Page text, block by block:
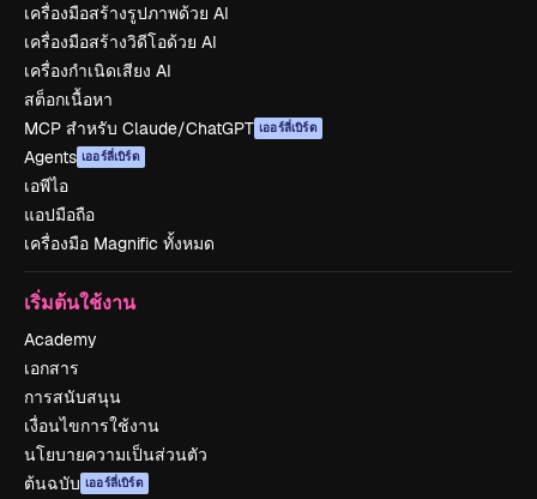
เครื่องมือสร้างรูปภาพด้วย AI
เครื่องมือสร้างวิดีโอด้วย AI
เครื่องกำเนิดเสียง AI
สต็อกเนื้อหา
MCP สำหรับ Claude/ChatGPT เออร์ลี่เบิร์ด
Agents เออร์ลี่เบิร์ด
เอพีไอ
แอปมือถือ
เครื่องมือ Magnific ทั้งหมด
เริ่มต้นใช้งาน
Academy
เอกสาร
การสนับสนุน
เงื่อนไขการใช้งาน
นโยบายความเป็นส่วนตัว
ต้นฉบับ เออร์ลี่เบิร์ด